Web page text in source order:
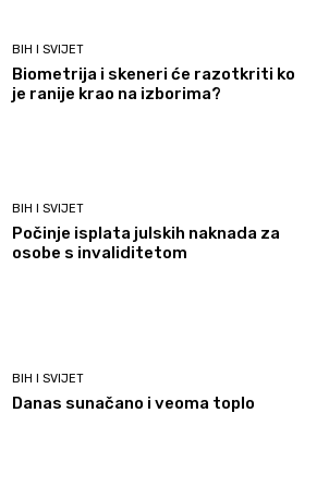
BIH I SVIJET
Biometrija i skeneri će razotkriti ko
je ranije krao na izborima?
BIH I SVIJET
Počinje isplata julskih naknada za
osobe s invaliditetom
BIH I SVIJET
Danas sunačano i veoma toplo